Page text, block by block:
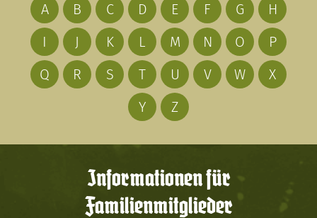
A B C D E F G
H
I
J K L M N O
P
Q
R S T U V W
X
Y
Z
Informationen für
Familienmitglieder